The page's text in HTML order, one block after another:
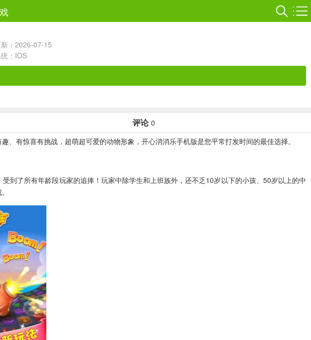
：2026-07-15
：IOS
评论 0
有惊喜有挑战，超萌超可爱的动物形象，开心消消乐手机版是您平常打发时间的最佳选择。
了所有年龄段玩家的追捧！玩家中除学生和上班族外，还不乏10岁以下的小孩、50岁以上的中